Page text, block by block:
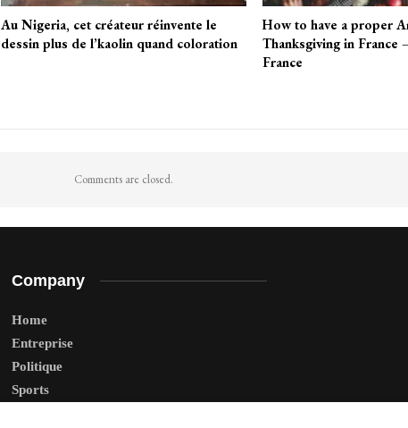
Au Nigeria, cet créateur réinvente le
dessin plus de l’kaolin quand coloration
How to have a proper
Thanksgiving in France
France
Comments are closed.
Company
Home
Entreprise
Politique
Sports